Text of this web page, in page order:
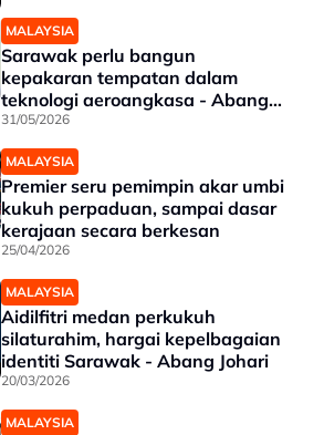
MALAYSIA
Sarawak perlu bangun
kepakaran tempatan dalam
teknologi aeroangkasa - Abang
Johari
31/05/2026
MALAYSIA
Premier seru pemimpin akar umbi
kukuh perpaduan, sampai dasar
kerajaan secara berkesan
25/04/2026
MALAYSIA
Aidilfitri medan perkukuh
silaturahim, hargai kepelbagaian
identiti Sarawak - Abang Johari
20/03/2026
MALAYSIA